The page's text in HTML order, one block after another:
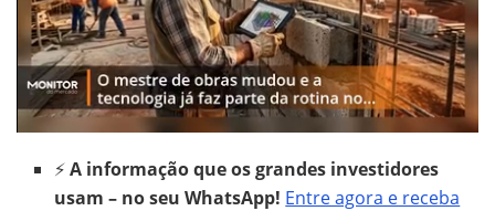
⚡A informação que os grandes investidores
usam – no seu WhatsApp! Entre agora e receba